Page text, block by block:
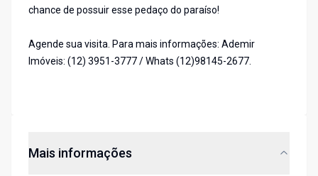
chance de possuir esse pedaço do paraíso!
Agende sua visita. Para mais informações: Ademir
Imóveis: (12) 3951-3777 / Whats (12)98145-2677.
Mais informações